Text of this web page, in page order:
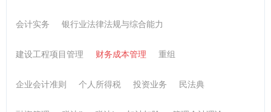
会计实务 银行业法律法规与综合能力
建设工程项目管理 财务成本管理 重组
企业会计准则 个人所得税 投资业务 民法典